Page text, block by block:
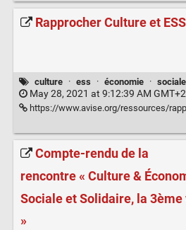
Rapprocher Culture et ESS
culture · ess · économie · sociale
May 28, 2021 at 9:12:39 AM GMT+2
https://www.avise.org/ressources/
Compte-rendu de la
rencontre « Culture &
Sociale et Solidaire, la 3ème
»